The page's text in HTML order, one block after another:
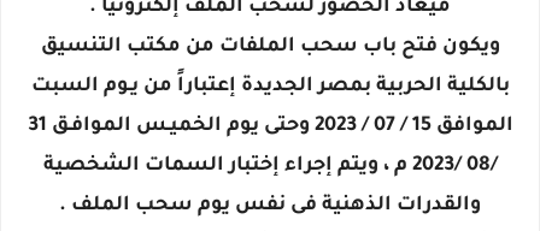
ميعاد الحضور لسحب الملف إلكترونياً .
ويكون فتح باب سحب الملفات من مكتب التنسيق
بالكلية الحربية بمصر الجديدة إعتباراً من يـوم السبت
الموافق 15 / 07 / 2023 وحتى يوم الخميـس الموافـق 31
/08 /2023 م ، ويتم إجراء إختبار السمات الشخصية
والقدرات الذهنية فى نفس يوم سحب الملف .